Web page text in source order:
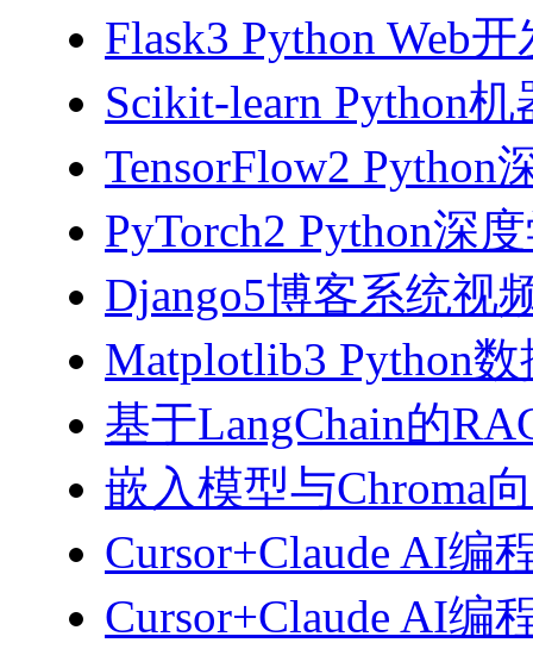
Flask3 Python Web
Scikit-learn Python
TensorFlow2 Python
PyTorch2 Python深
Django5博客系统视
Matplotlib3 Python
基于LangChain的
嵌入模型与Chroma
Cursor+Claude AI编
Cursor+Claude AI编